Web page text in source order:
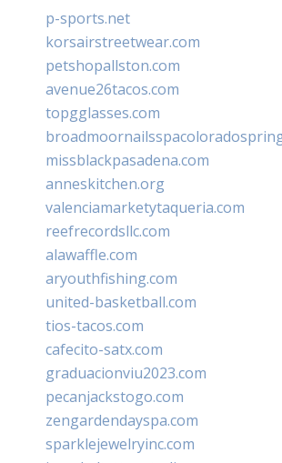
p-sports.net
korsairstreetwear.com
petshopallston.com
avenue26tacos.com
topgglasses.com
missblackpasadena.com
anneskitchen.org
valenciamarketytaqueria.com
reefrecordsllc.com
alawaffle.com
aryouthfishing.com
united-basketball.com
tios-tacos.com
cafecito-satx.com
graduacionviu2023.com
pecanjackstogo.com
zengardendayspa.com
sparklejewelryinc.com